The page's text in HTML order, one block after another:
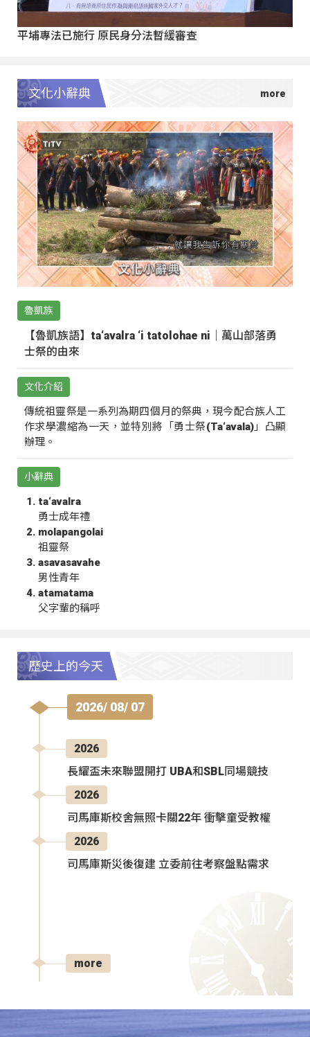
平埔專法已施行 原民身分法暫緩審查
文化小辭典
魯凱族
【魯凱族語】ta‘avalra ‘i tatolohae ni｜萬山部落勇
士祭的由來
文化介紹
傳統祖靈祭是一系列為期四個月的祭典，現今配合族人工
作求學濃縮為一天，並特別將「勇士祭(Ta‘avala)」凸顯
辦理。
小辭典
ta‘avalra
勇士成年禮
molapangolai
祖靈祭
asavasavahe
男性青年
atamatama
父字輩的稱呼
歷史上的今天
2026/ 08/ 07
2026
長耀盃未來聯盟開打 UBA和SBL同場競技
2026
司馬庫斯校舍無照卡關22年 衝擊童受教權
2026
司馬庫斯災後復建 立委前往考察盤點需求
more